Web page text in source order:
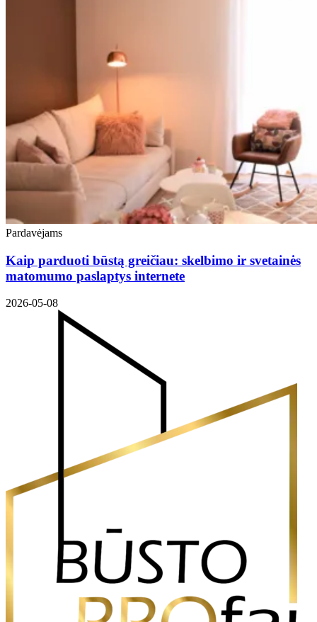
Pardavėjams
Kaip parduoti būstą greičiau: skelbimo ir svetainės
matomumo paslaptys internete
2026-05-08